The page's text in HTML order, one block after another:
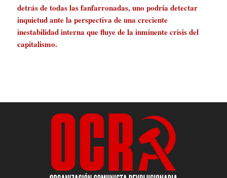
detrás de todas las fanfarronadas, uno podría detectar
inquietud ante la perspectiva de una creciente
inestabilidad interna que fluye de la inminente crisis del
capitalismo.